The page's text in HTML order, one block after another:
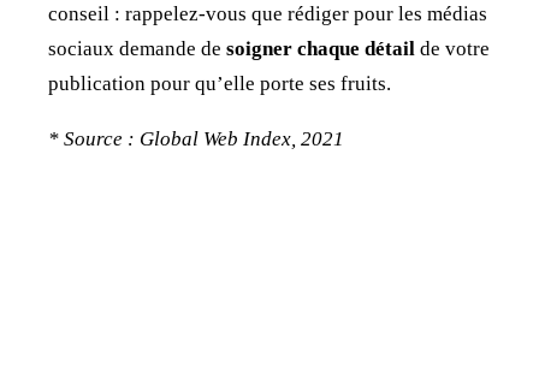
conseil : rappelez-vous que rédiger pour les médias
sociaux demande de soigner chaque détail de votre
publication pour qu’elle porte ses fruits.
* Source : Global Web Index, 2021